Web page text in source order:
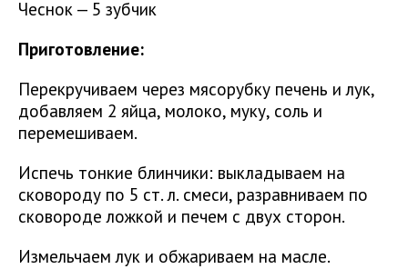
Чеснок — 5 зубчик
Приготовление:
Перекручиваем через мясорубку печень и лук,
добавляем 2 яйца, молоко, муку, соль и
перемешиваем.
Испечь тонкие блинчики: выкладываем на
сковороду по 5 ст. л. смеси, разравниваем по
сковороде ложкой и печем с двух сторон.
Измельчаем лук и обжариваем на масле.